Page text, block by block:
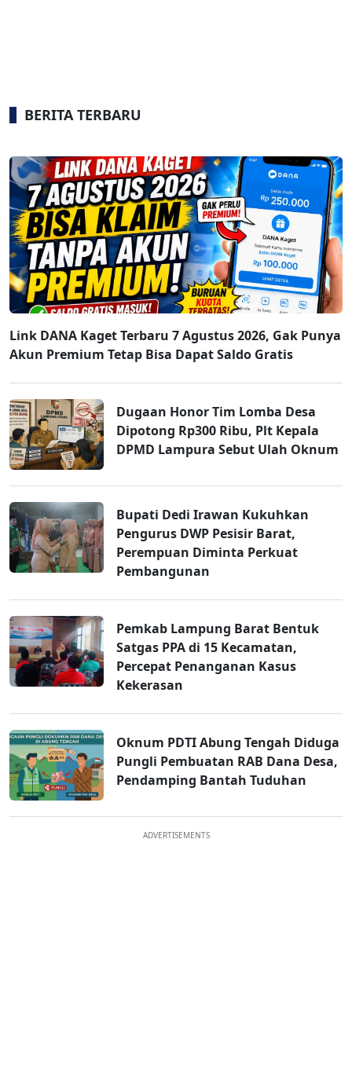
BERITA TERBARU
Link DANA Kaget Terbaru 7 Agustus 2026, Gak Punya
Akun Premium Tetap Bisa Dapat Saldo Gratis
Dugaan Honor Tim Lomba Desa
Dipotong Rp300 Ribu, Plt Kepala
DPMD Lampura Sebut Ulah Oknum
Bupati Dedi Irawan Kukuhkan
Pengurus DWP Pesisir Barat,
Perempuan Diminta Perkuat
Pembangunan
Pemkab Lampung Barat Bentuk
Satgas PPA di 15 Kecamatan,
Percepat Penanganan Kasus
Kekerasan
Oknum PDTI Abung Tengah Diduga
Pungli Pembuatan RAB Dana Desa,
Pendamping Bantah Tuduhan
ADVERTISEMENTS